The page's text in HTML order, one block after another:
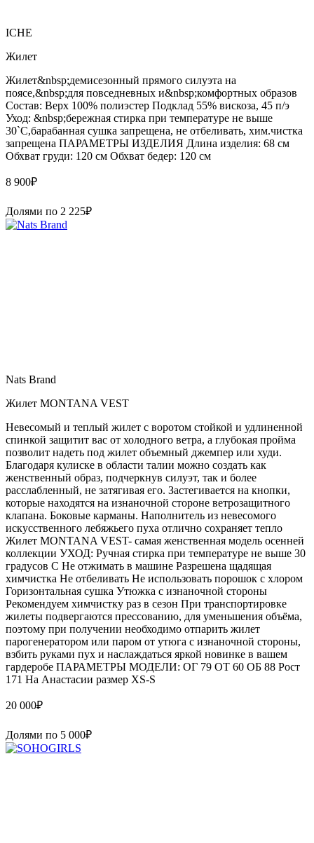
ICHE
Жилет
Жилет&nbsp;демисезонный прямого силуэта на
поясе,&nbsp;для повседневных и&nbsp;комфортных образов
Состав: Верх 100% полиэстер Подклад 55% вискоза, 45 п/э
Уход: &nbsp;бережная стирка при температуре не выше
30`C,барабанная сушка запрещена, не отбеливать, хим.чистка
запрещена ПАРАМЕТРЫ ИЗДЕЛИЯ Длина изделия: 68 см
Обхват груди: 120 см Обхват бедер: 120 см
8 900₽
Долями по 2 225₽
Nats Brand
Жилет MONTANA VEST
Невесомый и теплый жилет с воротом стойкой и удлиненной
спинкой защитит вас от холодного ветра, а глубокая пройма
позволит надеть под жилет объемный джемпер или худи.
Благодаря кулиске в области талии можно создать как
женственный образ, подчеркнув силуэт, так и более
расслабленный, не затягивая его. Застегивается на кнопки,
которые находятся на изнаночной стороне ветрозащитного
клапана. Боковые карманы. Наполнитель из невесомого
искусственного лебяжьего пуха отлично сохраняет тепло
Жилет MONTANA VEST- самая женственная модель осенней
коллекции УХОД: Ручная стирка при температуре не выше 30
градусов С Не отжимать в машине Разрешена щадящая
химчистка Не отбеливать Не использовать порошок с хлором
Горизонтальная сушка Утюжка с изнаночной стороны
Рекомендуем химчистку раз в сезон При транспортировке
жилеты подвергаются прессованию, для уменьшения объёма,
поэтому при получении необходимо отпарить жилет
парогенератором или паром от утюга с изнаночной стороны,
взбить руками пух и наслаждаться яркой новинке в вашем
гардеробе ПАРАМЕТРЫ МОДЕЛИ: ОГ 79 ОТ 60 ОБ 88 Рост
171 На Анастасии размер XS-S
20 000₽
Долями по 5 000₽